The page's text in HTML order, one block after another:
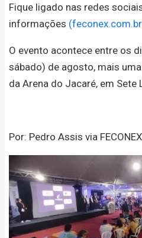
Fique ligado nas redes
informações (feconex.com.br
O evento acontece entre os
sábado) de agosto, mais
da Arena do Jacaré, em Sete
Por: Pedro Assis via